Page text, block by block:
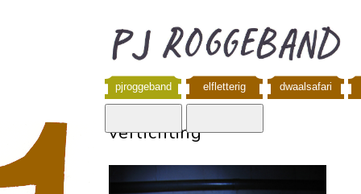
pjroggeband elfletterig dwaalsafari
verlichting